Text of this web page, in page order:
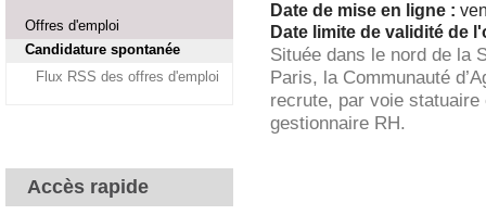
Offres d'emploi
Candidature spontanée
Flux RSS des offres d'emploi
Accès rapide
Date de mise en ligne :
Date limite de validité de
Située dans le nord de la
Paris, la Communauté
recrute, par voie
gestionnaire RH.